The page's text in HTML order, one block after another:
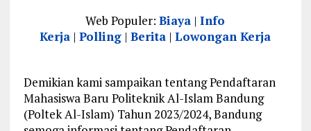
Web Populer:Biaya |Info
Kerja |Polling |Berita |Lowongan Kerja
Demikian kami sampaikan tentang Pendaftaran
Mahasiswa Baru Politeknik Al-Islam Bandung
(Poltek Al-Islam) Tahun 2023/2024, Bandung